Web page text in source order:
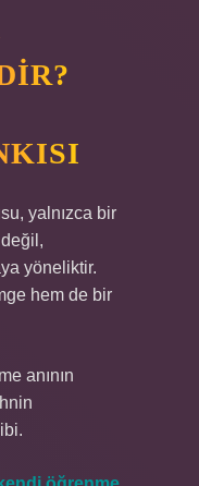
yalnızca bir
değil,
yöneliktir.
hem de bir
anının